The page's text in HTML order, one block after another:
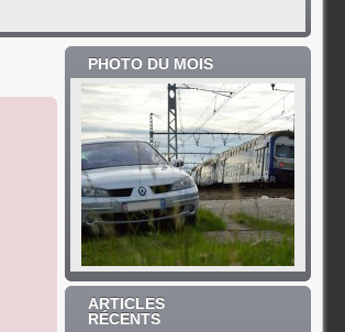
PHOTO DU MOIS
ARTICLES
RÉCENTS